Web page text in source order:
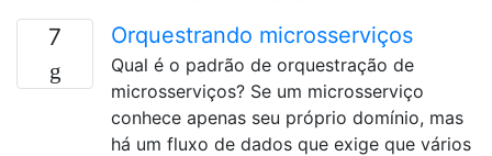
7 Orquestrando microsserviços
Qual é o padrão de orquestração de
microsserviços? Se um microsserviço
conhece apenas seu próprio domínio, mas
há um fluxo de dados que exige que vários